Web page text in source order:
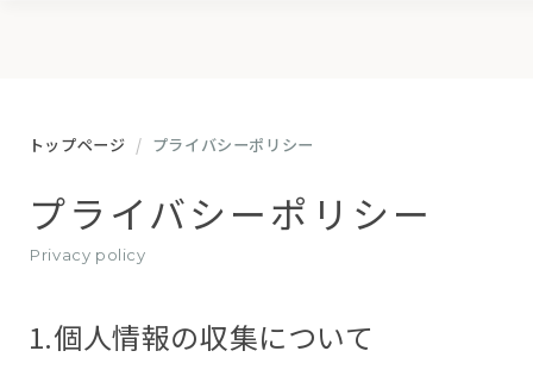
プライバシーポリシー
Privacy policy
トップページ プライバシーポリシー
1.個人情報の収集について